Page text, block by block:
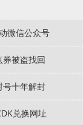
微信公众号
券被盗找回
号十年解封
兑换网址